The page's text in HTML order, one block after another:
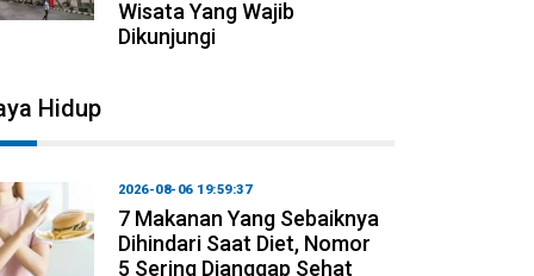
Wisata Yang Wajib
Dikunjungi
Hidup
2026-08-06 19:59:37
7 Makanan Yang Sebaiknya
Dihindari Saat Diet, Nomor
5 Sering Dianggap Sehat